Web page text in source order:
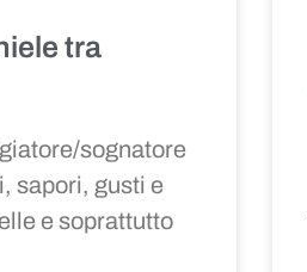
tra
sognatore
sapori, gusti e
e soprattutto